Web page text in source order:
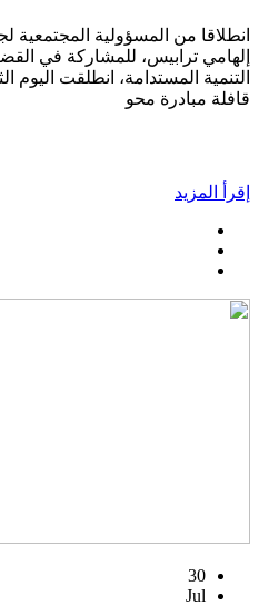
انطلاقا من المسؤولية المجتمعية
إلهامي ترابيس، للمشاركة في
قافلة مبادرة محو
إقرأ المزيد
30
Jul